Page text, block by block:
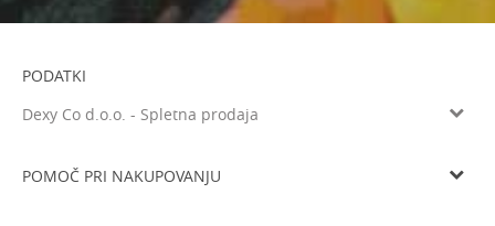
PODATKI
Dexy Co d.o.o. - Spletna prodaja
Tel: 05 933 75 21
POMOČ PRI NAKUPOVANJU